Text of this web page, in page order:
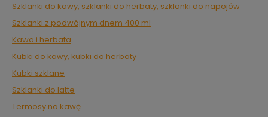
Szklanki do kawy, szklanki do herbaty, szklanki do napojów
Szklanki z podwójnym dnem 400 ml
Kawa i herbata
Kubki do kawy, kubki do herbaty
Kubki szklane
Szklanki do latte
Termosy na kawę